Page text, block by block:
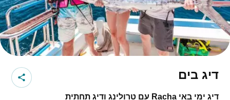
דיג בים
דיג ימי באי Racha עם טרולינג ודיג תחתית